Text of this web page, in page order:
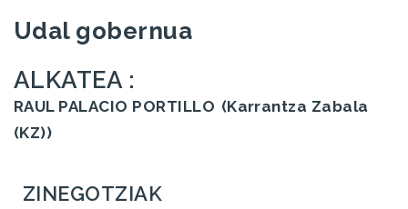
Udal gobernua
ALKATEA :
RAUL PALACIO PORTILLO (Karrantza Zabala
(KZ))
ZINEGOTZIAK